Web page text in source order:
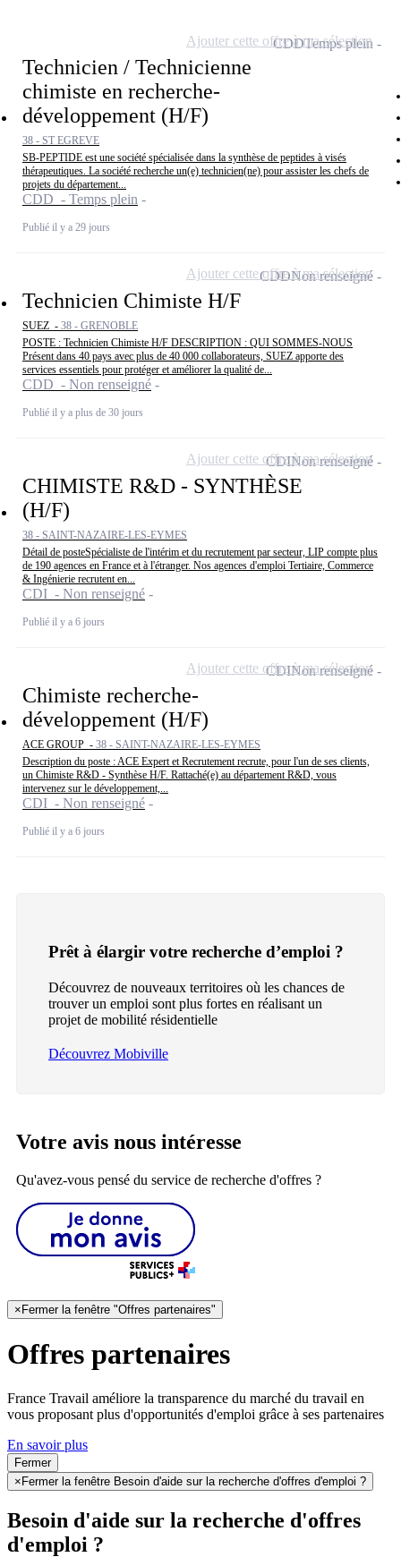
Technicien / Technicienne
chimiste en recherche-
développement (H/F)
38 - ST EGREVE
SB-PEPTIDE est une société spécialisée dans la synthèse de peptides à visés
thérapeutiques. La société recherche un(e) technicien(ne) pour assister les chefs de
projets du département...
CDD - Temps plein
Publié il y a 29 jours
CDDTemps plein
Ajouter cette offre à ma sélection
Technicien Chimiste H/F
SUEZ - 38 - GRENOBLE
POSTE : Technicien Chimiste H/F DESCRIPTION : QUI SOMMES-NOUS
Présent dans 40 pays avec plus de 40 000 collaborateurs, SUEZ apporte des
services essentiels pour protéger et améliorer la qualité de...
CDD - Non renseigné
Publié il y a plus de 30 jours
CDDNon renseigné
Ajouter cette offre à ma sélection
CHIMISTE R&D - SYNTHÈSE
(H/F)
38 - SAINT-NAZAIRE-LES-EYMES
Détail de posteSpécialiste de l'intérim et du recrutement par secteur, LIP compte plus
de 190 agences en France et à l'étranger. Nos agences d'emploi Tertiaire, Commerce
& Ingénierie recrutent en...
CDI - Non renseigné
Publié il y a 6 jours
CDINon renseigné
Ajouter cette offre à ma sélection
Chimiste recherche-
développement (H/F)
ACE GROUP - 38 - SAINT-NAZAIRE-LES-EYMES
Description du poste : ACE Expert et Recrutement recrute, pour l'un de ses clients,
un Chimiste R&D - Synthèse H/F. Rattaché(e) au département R&D, vous
intervenez sur le développement,...
CDI - Non renseigné
Publié il y a 6 jours
CDINon renseigné
Ajouter cette offre à ma sélection
Prêt à élargir votre recherche d’emploi ?
Découvrez de nouveaux territoires où les chances de
trouver un emploi sont plus fortes en réalisant un
projet de mobilité résidentielle
Découvrez Mobiville
Votre avis nous intéresse
Qu'avez-vous pensé du service de recherche d'offres ?
× Fermer la fenêtre "Offres partenaires"
Offres partenaires
France Travail améliore la transparence du marché du travail en
vous proposant plus d'opportunités d'emploi grâce à ses partenaires
En savoir plus
Fermer
×Fermer la fenêtre Besoin d'aide sur la recherche d'offres d'emploi ?
Besoin d'aide sur la recherche d'offres
d'emploi ?